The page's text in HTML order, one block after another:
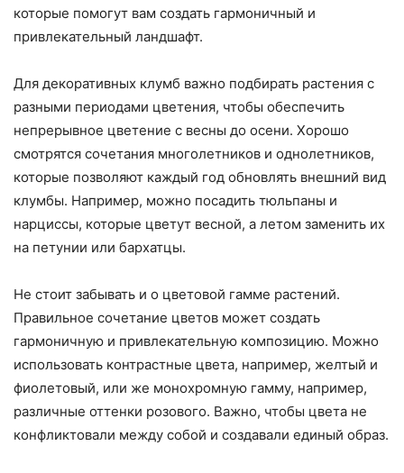
которые помогут вам создать гармоничный и
привлекательный ландшафт.
Для декоративных клумб важно подбирать растения с
разными периодами цветения, чтобы обеспечить
непрерывное цветение с весны до осени. Хорошо
смотрятся сочетания многолетников и однолетников,
которые позволяют каждый год обновлять внешний вид
клумбы. Например, можно посадить тюльпаны и
нарциссы, которые цветут весной, а летом заменить их
на петунии или бархатцы.
Не стоит забывать и о цветовой гамме растений.
Правильное сочетание цветов может создать
гармоничную и привлекательную композицию. Можно
использовать контрастные цвета, например, желтый и
фиолетовый, или же монохромную гамму, например,
различные оттенки розового. Важно, чтобы цвета не
конфликтовали между собой и создавали единый образ.